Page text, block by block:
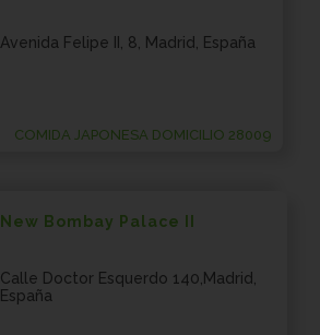
Avenida Felipe II, 8, Madrid, España
COMIDA JAPONESA DOMICILIO 28009
New Bombay Palace II
Calle Doctor Esquerdo 140,Madrid,
España